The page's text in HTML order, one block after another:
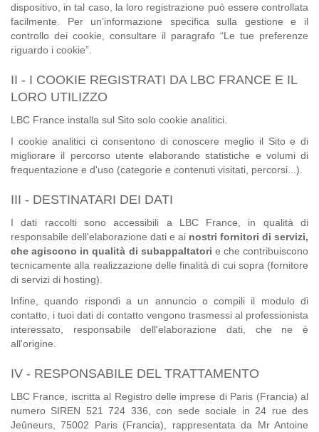
dispositivo, in tal caso, la loro registrazione può essere controllata
facilmente. Per un’informazione specifica sulla gestione e il
controllo dei cookie, consultare il paragrafo “Le tue preferenze
riguardo i cookie”.
II - I COOKIE REGISTRATI DA LBC FRANCE E IL
LORO UTILIZZO
LBC France installa sul Sito solo cookie analitici.
I cookie analitici ci consentono di conoscere meglio il Sito e di
migliorare il percorso utente elaborando statistiche e volumi di
frequentazione e d'uso (categorie e contenuti visitati, percorsi...).
III - DESTINATARI DEI DATI
I dati raccolti sono accessibili a LBC France, in qualità di
responsabile dell'elaborazione dati e ai nostri fornitori di servizi,
che agiscono in qualità di subappaltatori e che contribuiscono
tecnicamente alla realizzazione delle finalità di cui sopra (fornitore
di servizi di hosting).
Infine, quando rispondi a un annuncio o compili il modulo di
contatto, i tuoi dati di contatto vengono trasmessi al professionista
interessato, responsabile dell'elaborazione dati, che ne è
all'origine.
IV - RESPONSABILE DEL TRATTAMENTO
LBC France, iscritta al Registro delle imprese di Paris (Francia) al
numero SIREN 521 724 336, con sede sociale in 24 rue des
Jeûneurs, 75002 Paris (Francia), rappresentata da Mr Antoine